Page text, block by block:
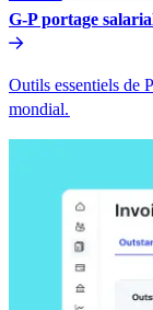
G-P portage
Outils essentiels de
mondial.​​